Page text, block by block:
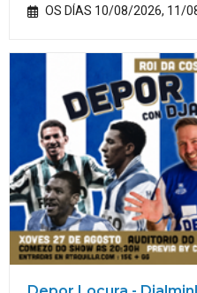
OS DÍAS 10/08/2026, 11/